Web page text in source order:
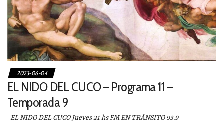
2023-06-04
EL NIDO DEL CUCO – Programa 11 –
Temporada 9
EL NIDO DEL CUCO Jueves 21 hs FM EN TRÁNSITO 93.9